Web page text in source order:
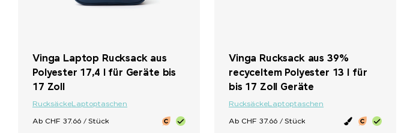
Vinga Laptop Rucksack aus
Polyester 17,4 l für Geräte bis
17 Zoll
RucksäckeLaptoptaschen
Ab CHF 37.66 / Stück
Vinga Rucksack aus 39%
recyceltem Polyester 13 l für
bis 17 Zoll Geräte
RucksäckeLaptoptaschen
Ab CHF 37.66 / Stück